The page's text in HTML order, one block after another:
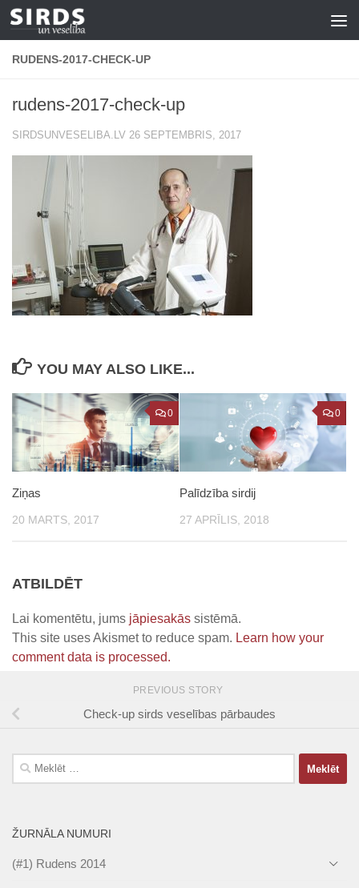
Skip to content
RUDENS-2017-CHECK-UP
rudens-2017-check-up
SIRDSUNVESELIBA.LV 26 SEPTEMBRIS, 2017
YOU MAY ALSO LIKE...
0
Ziņas
20 MARTS, 2017
0
Palīdzība sirdij
27 APRĪLIS, 2018
ATBILDĒT
Lai komentētu, jums jāpiesakās sistēmā.
This site uses Akismet to reduce spam. Learn how your
comment data is processed.
PREVIOUS STORY
Check-up sirds veselības pārbaudes
Meklēt:
ŽURNĀLA NUMURI
(#1) Rudens 2014